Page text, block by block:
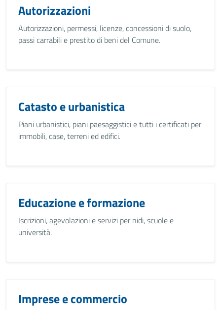
Autorizzazioni
Autorizzazioni, permessi, licenze, concessioni di suolo,
passi carrabili e prestito di beni del Comune.
Catasto e urbanistica
Piani urbanistici, piani paesaggistici e tutti i certificati per
immobili, case, terreni ed edifici.
Educazione e formazione
Iscrizioni, agevolazioni e servizi per nidi, scuole e
università.
Imprese e commercio